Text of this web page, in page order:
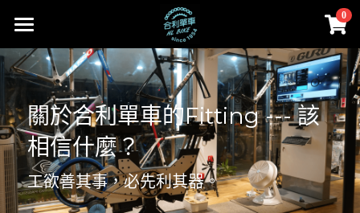
0
首頁
部落格
合利大小事
Cervélo
Colnago 可樂果
Facebook
instagram
線上賣場
關於合利單車的Fitting --- 該
相信什麼？
工欲善其事，必先利其器。
×
商品分類
所有商品分類
Cervélo
人身部品
零件